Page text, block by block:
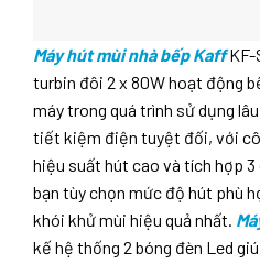
Máy hút mùi nhà bếp Kaff
turbin đôi 2 x 80W hoạt động
máy trong quá trình sử dụng
tiết kiệm điện tuyệt đối, với
hiệu suất hút cao và tích hợp
bạn tùy chọn mức độ hút phù
khói khử mùi hiệu quả nhất.
kế hệ thống 2 bóng đèn Led